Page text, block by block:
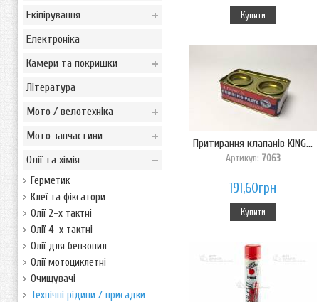
Екіпірування
Електроніка
Камери та покришки
Література
Мото / велотехніка
Мото запчастини
Олії та хімія
Герметик
Клеї та фіксатори
Олії 2-х тактні
Олії 4-х тактні
Олії для бензопил
Олії мотоциклетні
Очищувачі
Технічні рідини / присадки
Купити
Притирання клапанів KING...
Артикул: 7063
191,60грн
Купити